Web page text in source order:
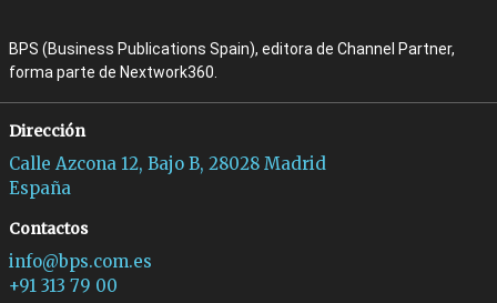
BPS (Business Publications Spain), editora de Channel Partner,
forma parte de Nextwork360.
Dirección
Calle Azcona 12, Bajo B, 28028 Madrid
España
Contactos
info@bps.com.es
+91 313 79 00